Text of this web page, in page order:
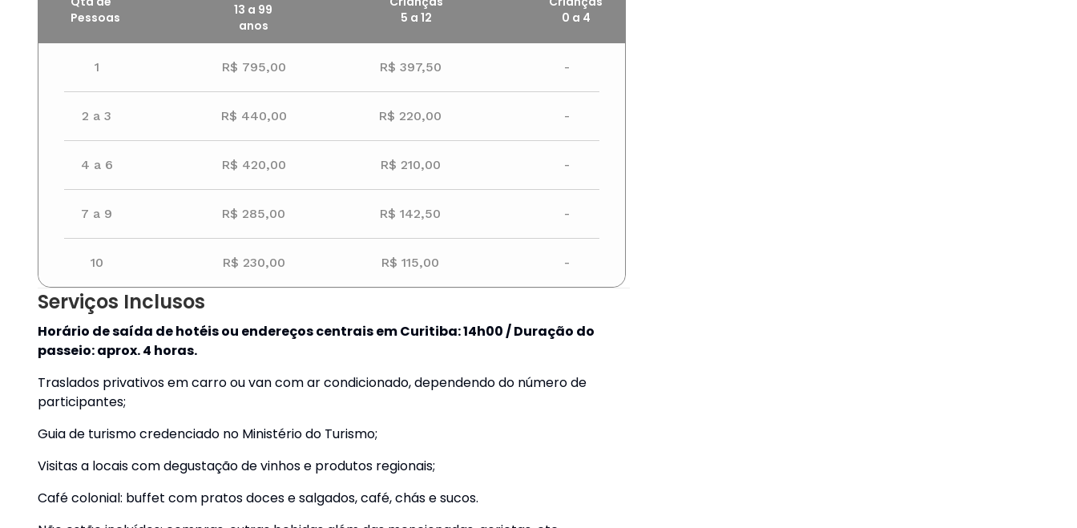
Pessoas
13 a 99
anos
5 a 12
0 a 4
1 R$ 795,00 R$ 397,50 -
2 a 3 R$ 440,00 R$ 220,00 -
4 a 6 R$ 420,00 R$ 210,00 -
7 a 9 R$ 285,00 R$ 142,50 -
10 R$ 230,00 R$ 115,00 -
Serviços Inclusos
Horário de saída de hotéis ou endereços centrais em Curitiba: 14h00 / Duração do
passeio: aprox. 4 horas.
Traslados privativos em carro ou van com ar condicionado, dependendo do número de
participantes;
Guia de turismo credenciado no Ministério do Turismo;
Visitas a locais com degustação de vinhos e produtos regionais;
Café colonial: buffet com pratos doces e salgados, café, chás e sucos.